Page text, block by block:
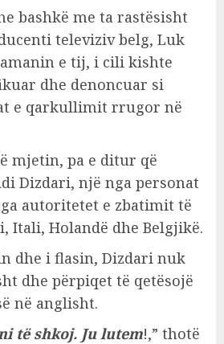
bashkë me ta rastësisht
televiziv belg, Luk
e tij, i cili kishte
dhe denoncuar si
e qarkullimit rrugor në
mjetin, pa e ditur që
Dizdari, një nga personat
autoritetet e zbatimit të
Itali, Holandë dhe Belgjikë.
dhe i flasin, Dizdari nuk
dhe përpiqet të qetësojë
në anglisht.
të shkoj. Ju lutem!,” thotë